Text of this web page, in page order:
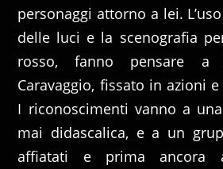
personaggi attorno a lei.
delle luci e la scenografia
rosso, fanno pensare
Caravaggio, fissato in azioni
I riconoscimenti vanno a
mai didascalica, e a un
affiatati e prima ancora